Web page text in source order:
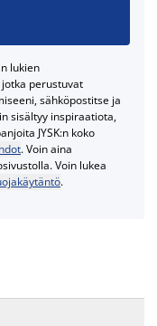
lukien
perustuvat
sähköpostitse ja
sisältyy inspiraatiota,
JYSK:n koko
. Voin aina
Voin lukea
.